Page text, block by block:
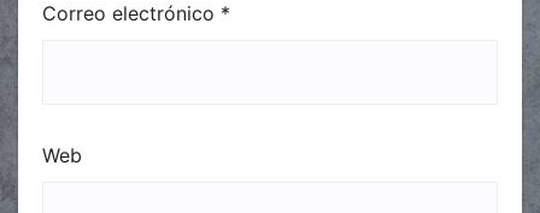
Correo electrónico *
Web